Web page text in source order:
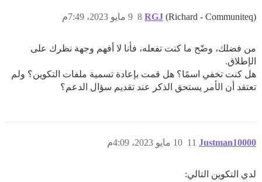
RGJ (Richard - Communiteq) 9 مايو 2023، 7:49م 8
من فضلك، وضّح ما كنت تفعله، فأنا لا أفهم وجهة نظرك على
الإطلاق.
هل كنت تخفي اسمًا؟ هل قمت بإعادة تسمية ملفات التكوين؟ ولم
تعتقد أن الأمر يستحق الذكر عند تقديم سؤال الدعم؟
Justman10000 10 مايو 2023، 4:09م 11
لدي التكوين التالي: